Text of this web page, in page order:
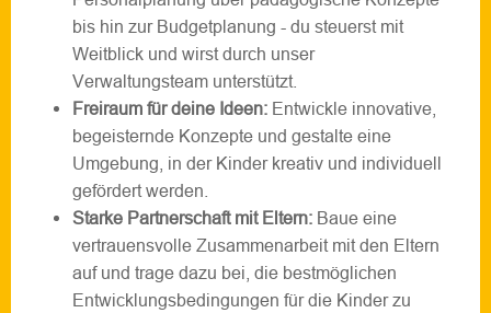
bis hin zur Budgetplanung - du steuerst mit
Weitblick und wirst durch unser
Verwaltungsteam unterstützt.
Freiraum für deine Ideen: Entwickle innovative,
begeisternde Konzepte und gestalte eine
Umgebung, in der Kinder kreativ und individuell
gefördert werden.
Starke Partnerschaft mit Eltern: Baue eine
vertrauensvolle Zusammenarbeit mit den Eltern
auf und trage dazu bei, die bestmöglichen
Entwicklungsbedingungen für die Kinder zu